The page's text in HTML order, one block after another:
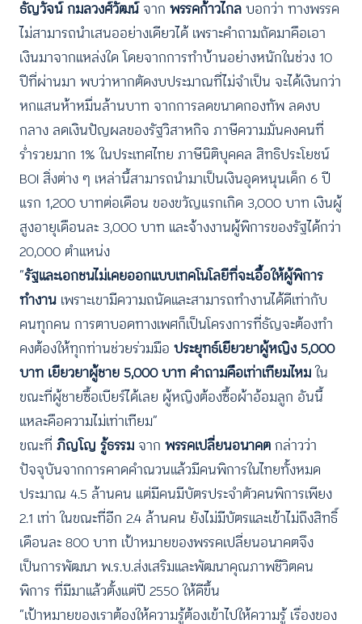
ธัญวัจน์ กมลวงศ์วัฒน์จาก พรรคก้าวไกลบอกว่า ทางพรรค
ไม่สามารถนำเสนออย่างเดียวได้ เพราะคำถามถัดมาคือเอา
เงินมาจากแหล่งใด โดยจากการทำบ้านอย่างหนักในช่วง 10
ปีที่ผ่านมา พบว่าหากตัดงบประมาณที่ไม่จำเป็น จะได้เงินกว่า
หกแสนห้าหมื่นล้านบาท จากการลดขนาดกองทัพ ลดงบ
กลาง ลดเงินปัญผลของรัฐวิสาหกิจ ภาษีความมั่นคงคนที่
ร่ำรวยมาก 1% ในประเทศไทย ภาษีนิติบุคคล สิทธิประโยชน์
BOI สิ่งต่าง ๆ เหล่านี้สามารถนำมาเป็นเงินอุดหนุนเด็ก 6 ปี
แรก 1,200 บาทต่อเดือน ของขวัญแรกเกิด 3,000 บาท เงินผู้
สูงอายุเดือนละ 3,000 บาท และจ้างงานผู้พิการของรัฐได้กว่า
20,000 ตำแหน่ง
“รัฐและเอกชนไม่เคยออกแบบเทคโนโลยีที่จะเอื้อให้ผู้พิการ
ทำงาน เพราะเขามีความถนัดและสามารถทำงานได้ดีเท่ากับ
คนทุกคน การตาบอดทางเพศก็เป็นโครงการที่ธัญจะต้องทำ
คงต้องให้ทุกท่านช่วยร่วมมือ ประยุทธ์เยียวยาผู้หญิง 5,000
บาท เยียวยาผู้ชาย 5,000 บาท คำถามคือเท่าเทียมไหมใน
ขณะที่ผู้ชายซื้อเบียร์ได้เลย ผู้หญิงต้องซื้อผ้าอ้อมลูก อันนี้
แหละคือความไม่เท่าเทียม”
ขณะที่ ภิญโญ รู้ธรรม จาก พรรคเปลี่ยนอนาคตกล่าวว่า
ปัจจุบันจากการคาดคำณวนแล้วมีคนพิการในไทยทั้งหมด
ประมาณ 4.5 ล้านคน แต่มีคนมีบัตรประจำตัวคนพิการเพียง
2.1 เท่า ในขณะที่อีก 2.4 ล้านคน ยังไม่มีบัตรและเข้าไม่ถึงสิทธิ์
เดือนละ 800 บาท เป้าหมายของพรรคเปลี่ยนอนาคตจึง
เป็นการพัฒนา พ.ร.บ.ส่งเสริมและพัฒนาคุณภาพชีวิตคน
พิการ ที่มีมาแล้วตั้งแต่ปี 2550 ให้ดีขึ้น
“เป้าหมายของเราต้องให้ความรู้ต้องเข้าไปให้ความรู้ เรื่องของ